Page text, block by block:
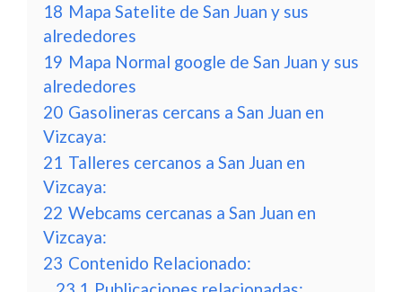
18 Mapa Satelite de San Juan y sus
alrededores
19 Mapa Normal google de San Juan y sus
alrededores
20 Gasolineras cercans a San Juan en
Vizcaya:
21 Talleres cercanos a San Juan en
Vizcaya:
22 Webcams cercanas a San Juan en
Vizcaya:
23 Contenido Relacionado: